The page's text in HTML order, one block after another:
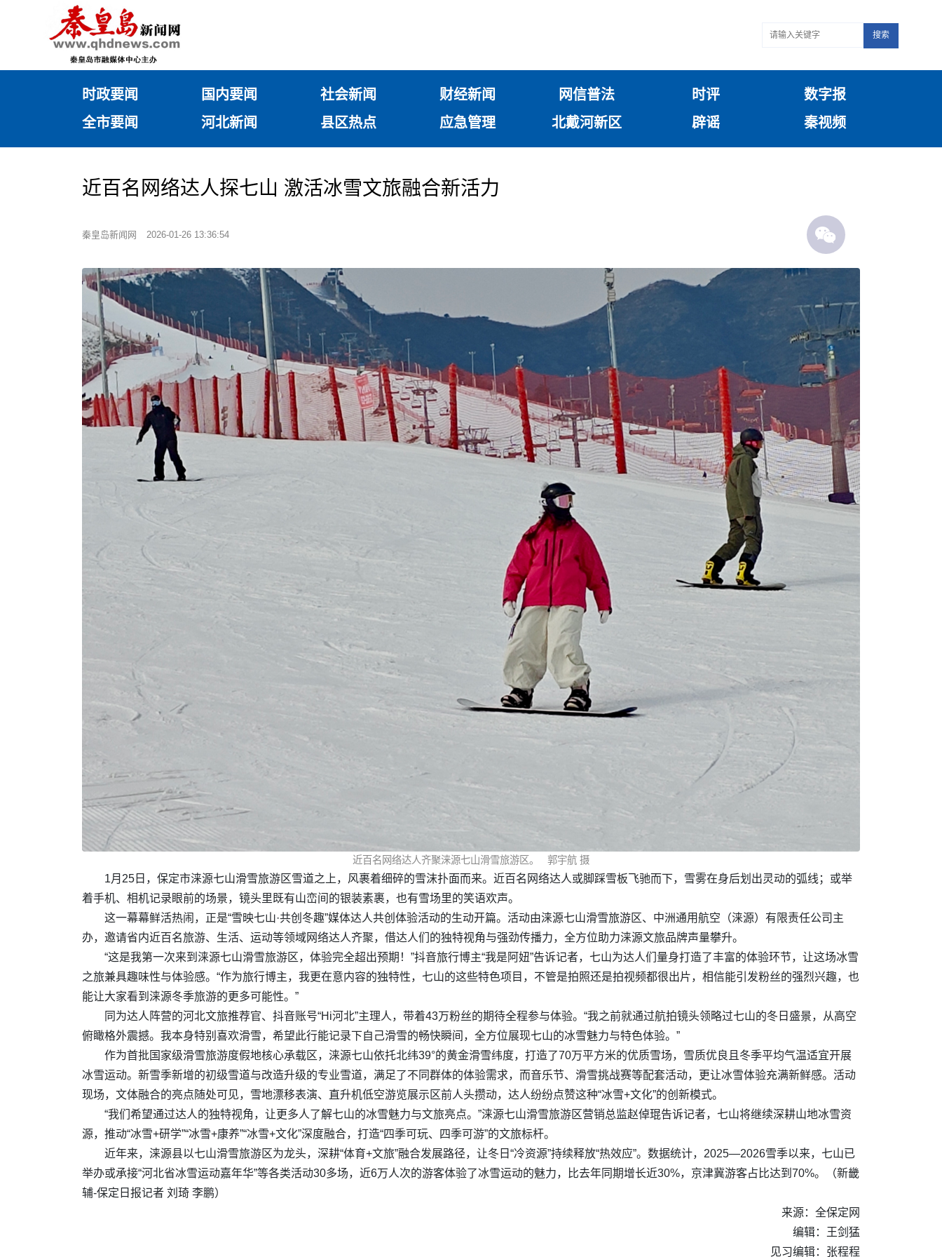
搜索
时政要闻 国内要闻 社会新闻 财经新闻 网信普法 时评
数字报
全市要闻
河北新闻 县区热点 应急管理 北戴河新区 辟谣 秦视频
近百名网络达人探七山 激活冰雪文旅融合新活力
秦皇岛新闻网 2026-01-26 13:36:54
近百名网络达人齐聚涞源七山滑雪旅游区。 郭宇航 摄
1月25日，保定市涞源七山滑雪旅游区雪道之上，风裹着细碎的雪沫扑面而来。近百名网络达人或脚踩雪板飞驰而下，雪雾在身后划出灵动的弧线；或举
着手机、相机记录眼前的场景，镜头里既有山峦间的银装素裹，也有雪场里的笑语欢声。
这一幕幕鲜活热闹，正是“雪映七山·共创冬趣”媒体达人共创体验活动的生动开篇。活动由涞源七山滑雪旅游区、中洲通用航空（涞源）有限责任公司主
办，邀请省内近百名旅游、生活、运动等领域网络达人齐聚，借达人们的独特视角与强劲传播力，全方位助力涞源文旅品牌声量攀升。
“这是我第一次来到涞源七山滑雪旅游区，体验完全超出预期！”抖音旅行博主“我是阿妞”告诉记者，七山为达人们量身打造了丰富的体验环节，让这场冰雪
之旅兼具趣味性与体验感。“作为旅行博主，我更在意内容的独特性，七山的这些特色项目，不管是拍照还是拍视频都很出片，相信能引发粉丝的强烈兴趣，也
能让大家看到涞源冬季旅游的更多可能性。”
同为达人阵营的河北文旅推荐官、抖音账号“Hi河北”主理人，带着43万粉丝的期待全程参与体验。“我之前就通过航拍镜头领略过七山的冬日盛景，从高空
俯瞰格外震撼。我本身特别喜欢滑雪，希望此行能记录下自己滑雪的畅快瞬间，全方位展现七山的冰雪魅力与特色体验。”
作为首批国家级滑雪旅游度假地核心承载区，涞源七山依托北纬39°的黄金滑雪纬度，打造了70万平方米的优质雪场，雪质优良且冬季平均气温适宜开展
冰雪运动。新雪季新增的初级雪道与改造升级的专业雪道，满足了不同群体的体验需求，而音乐节、滑雪挑战赛等配套活动，更让冰雪体验充满新鲜感。活动
现场，文体融合的亮点随处可见，雪地漂移表演、直升机低空游览展示区前人头攒动，达人纷纷点赞这种“冰雪+文化”的创新模式。
“我们希望通过达人的独特视角，让更多人了解七山的冰雪魅力与文旅亮点。”涞源七山滑雪旅游区营销总监赵倬琨告诉记者，七山将继续深耕山地冰雪资
源，推动“冰雪+研学”“冰雪+康养”“冰雪+文化”深度融合，打造“四季可玩、四季可游”的文旅标杆。
近年来，涞源县以七山滑雪旅游区为龙头，深耕“体育+文旅”融合发展路径，让冬日“冷资源”持续释放“热效应”。数据统计，2025—2026雪季以来，七山已
举办或承接“河北省冰雪运动嘉年华”等各类活动30多场，近6万人次的游客体验了冰雪运动的魅力，比去年同期增长近30%，京津冀游客占比达到70%。（新畿
辅-保定日报记者 刘琦 李鹏）
来源：全保定网
编辑：王剑猛
见习编辑：张程程